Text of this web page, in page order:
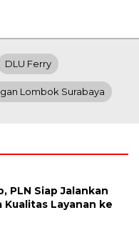
DLU Ferry
Lombok Surabaya
PLN Siap Jalankan
Layanan ke